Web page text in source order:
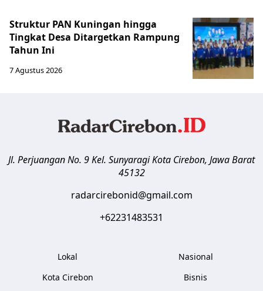
Struktur PAN Kuningan hingga
Tingkat Desa Ditargetkan Rampung
Tahun Ini
7 Agustus 2026
Jl. Perjuangan No. 9 Kel. SunyaragiKota Cirebon, Jawa Barat
45132
radarcirebonid@gmail.com
+62231483531
Lokal
Kota Cirebon
Nasional
Bisnis